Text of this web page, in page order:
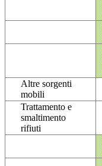
Altre sorgenti
mobili
Trattamento e
smaltimento
rifiuti